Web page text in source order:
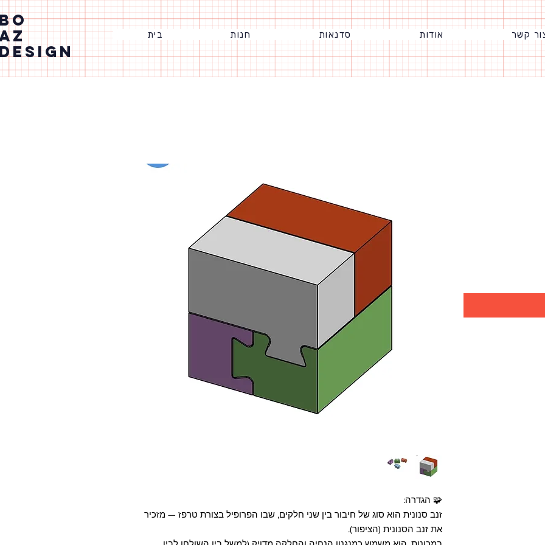
בית חנות סדנאות אודות קשר
🧩 הגדרה:
זנב סנונית הוא סוג של חיבור בין שני חלקים, שבו הפרופיל בצורת טרפז — מזכיר
את זנב הסנונית (הציפור).